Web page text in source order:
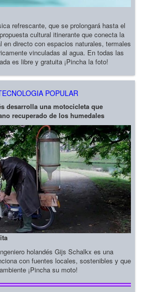
refrescante, que se prolongará hasta el
cultural itinerante que conecta la
en directo con espacios naturales, termales
vinculadas al agua. En todas las
es libre y gratuita ¡Pincha la foto!
POPULAR
desarrolla una motocicleta que
recuperado de los humedales
holandés Gijs Schalkx es una
con fuentes locales, sostenibles y que
¡Pincha su moto!